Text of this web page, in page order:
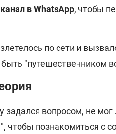
канал в WhatsApp, чтобы
по сети и
"путешественником
задался вопросом, не мог
чтобы познакомиться с